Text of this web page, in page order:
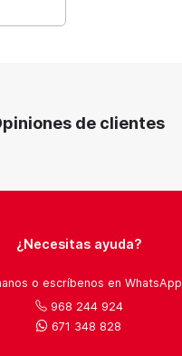
de clientes
¿Necesitas ayuda?
o escríbenos en WhatsApp
968 244 924
671 348 828